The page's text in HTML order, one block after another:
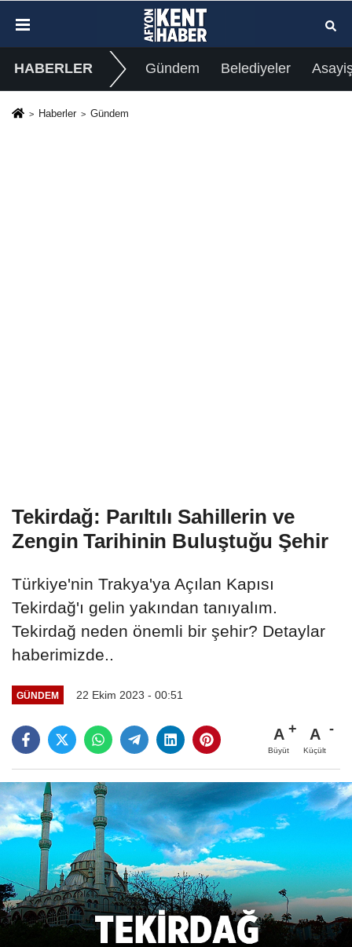
HABERLER Gündem Belediyeler
Haberler Gündem
Tekirdağ: Parıltılı Sahillerin ve
Zengin Tarihinin Buluştuğu Şehir
Türkiye'nin Trakya'ya Açılan Kapısı
Tekirdağ'ı gelin yakından tanıyalım.
Tekirdağ neden önemli bir şehir? Detaylar
haberimizde..
GÜNDEM 22 Ekim 2023 - 00:51
A
Büyüt
A
Küçült